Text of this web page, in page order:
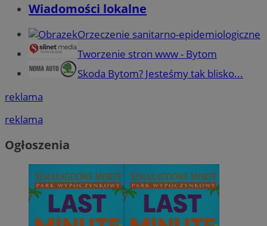
Wiadomości lokalne
Orzeczenie sanitarno-epidemiologiczne
Tworzenie stron www - Bytom
Skoda Bytom? Jesteśmy tak blisko...
reklama
reklama
Ogłoszenia